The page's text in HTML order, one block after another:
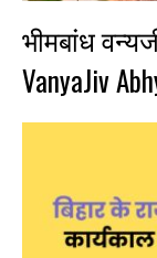
भीमबांध
VanyaJiv